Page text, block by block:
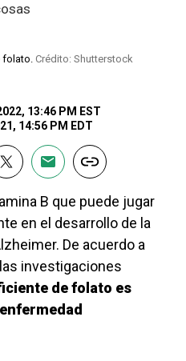
folato. Crédito: Shutterstock
13:46 PM EST
14:56 PM EDT
B que puede jugar
en el desarrollo de la
De acuerdo a
investigaciones
de folato es